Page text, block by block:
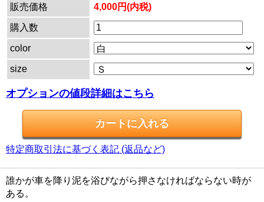
販売価格 4,000円(内税)
購入数
color
size
オプションの値段詳細はこちら
特定商取引法に基づく表記 (返品など)
誰かが車を降り泥を浴びながら押さなければならない時が
ある。